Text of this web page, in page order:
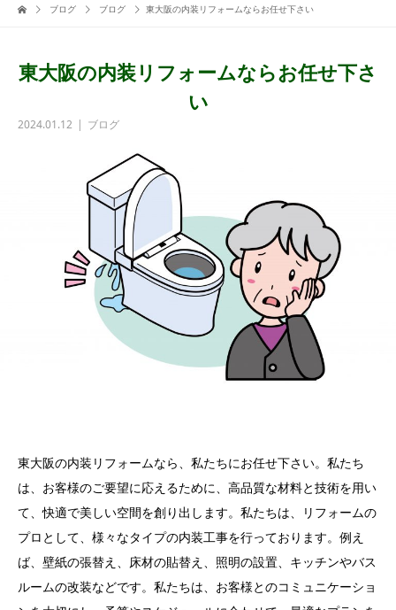
ブログ ブログ 東大阪の内装リフォームならお任せ下さい
東大阪の内装リフォームならお任せ下さ
い
2024.01.12 ブログ
東大阪の内装リフォームなら、私たちにお任せ下さい。私たち
は、お客様のご要望に応えるために、高品質な材料と技術を用い
て、快適で美しい空間を創り出します。私たちは、リフォームの
プロとして、様々なタイプの内装工事を行っております。例え
ば、壁紙の張替え、床材の貼替え、照明の設置、キッチンやバス
ルームの改装などです。私たちは、お客様とのコミュニケーショ